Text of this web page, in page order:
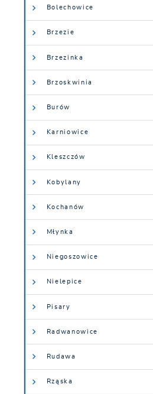
Bolechowice
Brzezie
Brzezinka
Brzoskwinia
Burów
Karniowice
Kleszczów
Kobylany
Kochanów
Młynka
Niegoszowice
Nielepice
Pisary
Radwanowice
Rudawa
Rząska